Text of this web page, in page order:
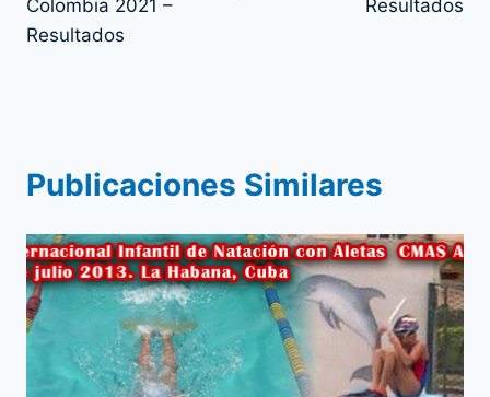
Colombia 2021 –
Resultados
Resultados
Publicaciones Similares